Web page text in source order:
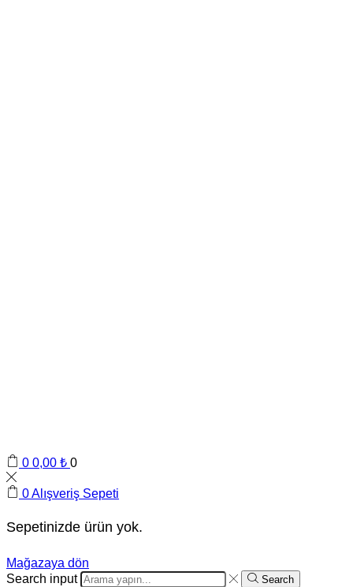
0 0,00 ₺ 0
0Alışveriş Sepeti
Sepetinizde ürün yok.
Mağazaya dön
Search input
Search